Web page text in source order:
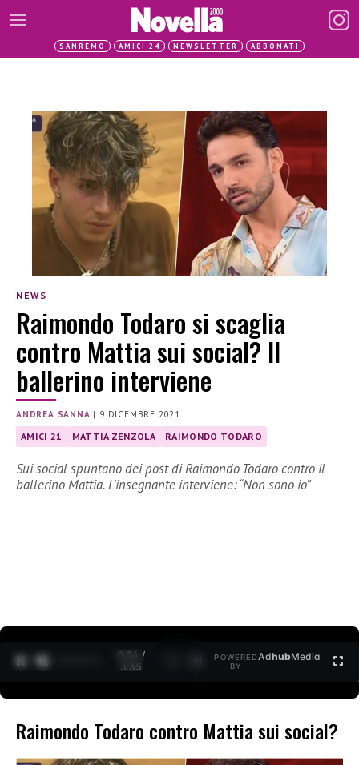
SANREMO AMICI 24 NEWSLETTER ABBONATI
NEWS
Raimondo Todaro si scaglia
contro Mattia sui social? Il
ballerino interviene
ANDREA SANNA | 9 DICEMBRE 2021
AMICI 21 MATTIA ZENZOLA RAIMONDO TODARO
Sui social spuntano dei post di Raimondo Todaro contro il
ballerino Mattia. L’insegnante interviene: “Non sono io”
0:04 /
3:35
POWERED
BY
AdhubMedia
Raimondo Todaro contro Mattia sui social?